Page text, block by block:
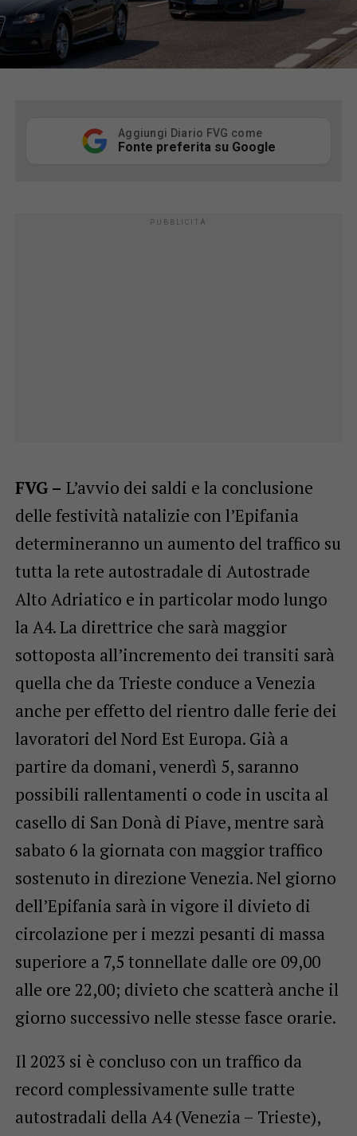
Aggiungi Diario FVG come
Fonte preferita su Google
FVG – L’avvio dei saldi e la conclusione
delle festività natalizie con l’Epifania
determineranno un aumento del traffico su
tutta la rete autostradale di Autostrade
Alto Adriatico e in particolar modo lungo
la A4. La direttrice che sarà maggior
sottoposta all’incremento dei transiti sarà
quella che da Trieste conduce a Venezia
anche per effetto del rientro dalle ferie dei
lavoratori del Nord Est Europa. Già a
partire da domani, venerdì 5, saranno
possibili rallentamenti o code in uscita al
casello di San Donà di Piave, mentre sarà
sabato 6 la giornata con maggior traffico
sostenuto in direzione Venezia. Nel giorno
dell’Epifania sarà in vigore il divieto di
circolazione per i mezzi pesanti di massa
superiore a 7,5 tonnellate dalle ore 09,00
alle ore 22,00; divieto che scatterà anche il
giorno successivo nelle stesse fasce orarie.
Il 2023 si è concluso con un traffico da
record complessivamente sulle tratte
autostradali della A4 (Venezia – Trieste),